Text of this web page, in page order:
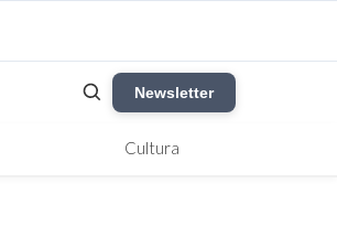
Newsletter
Cultura